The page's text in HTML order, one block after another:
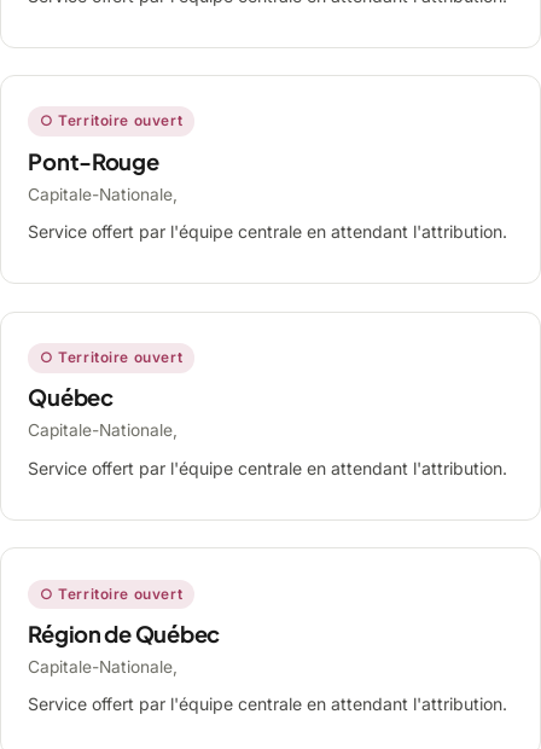
○ Territoire ouvert
Pont-Rouge
Capitale-Nationale,
Service offert par l'équipe centrale en attendant l'attribution.
○ Territoire ouvert
Québec
Capitale-Nationale,
Service offert par l'équipe centrale en attendant l'attribution.
○ Territoire ouvert
Région de Québec
Capitale-Nationale,
Service offert par l'équipe centrale en attendant l'attribution.